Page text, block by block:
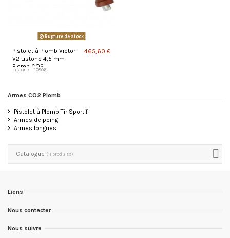
Rupture de stock
Pistolet à Plomb Victor
V2 Listone 4,5 mm
Plomb CO2
Listone 10806
465,60 €
Armes CO2 Plomb
Pistolet à Plomb Tir Sportif
Armes de poing
Armes longues
Catalogue (11 produits)
Liens
Nous contacter
Nous suivre